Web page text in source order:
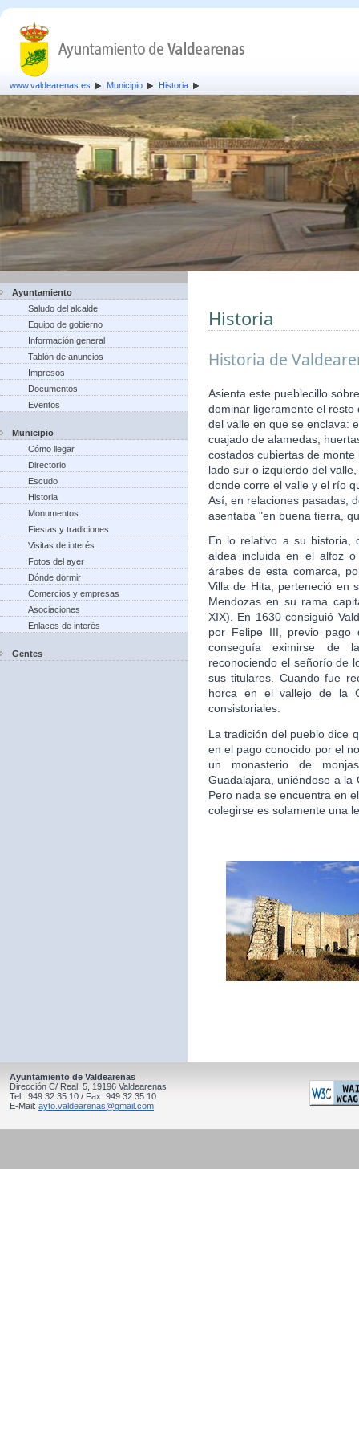
www.valdearenas.es Municipio Historia
Ayuntamiento
Saludo del alcalde
Equipo de gobierno
Información general
Tablón de anuncios
Impresos
Documentos
Eventos
Municipio
Cómo llegar
Directorio
Escudo
Historia
Monumentos
Fiestas y tradiciones
Visitas de interés
Fotos del ayer
Dónde dormir
Comercios y empresas
Asociaciones
Enlaces de interés
Gentes
Historia
Historia de
Asienta este pueblecillo
dominar ligeramente el
del valle en que se enclava:
cuajado de alamedas,
costados cubiertas de
lado sur o izquierdo del
donde corre el valle y el río
Así, en relaciones pasadas,
asentaba "en buena tierra,
En lo relativo a su historia,
aldea incluida en el alfoz
árabes de esta comarca,
Villa de Hita, perteneció en
Mendozas en su rama
XIX). En 1630 consiguió
por Felipe III, previo pago
conseguía eximirse de
reconociendo el señorío de
sus titulares. Cuando fue
horca en el vallejo de la
consistoriales.
La tradición del pueblo dice
en el pago conocido por el
un monasterio de
Guadalajara, uniéndose a la
Pero nada se encuentra en
colegirse es solamente una
Ayuntamiento de Valdearenas
Dirección C/ Real, 5, 19196 Valdearenas
Tel.: 949 32 35 10 / Fax: 949 32 35 10
E-Mail: ayto.valdearenas@gmail.com